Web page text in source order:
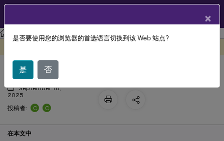
Citrix Analytics for Security
Elasticsearch 集成
September 16,
2025
投稿者:
C C
在本文中
×
是否要使用您的浏览器的首选语言切换到该 Web 站点?
是 否